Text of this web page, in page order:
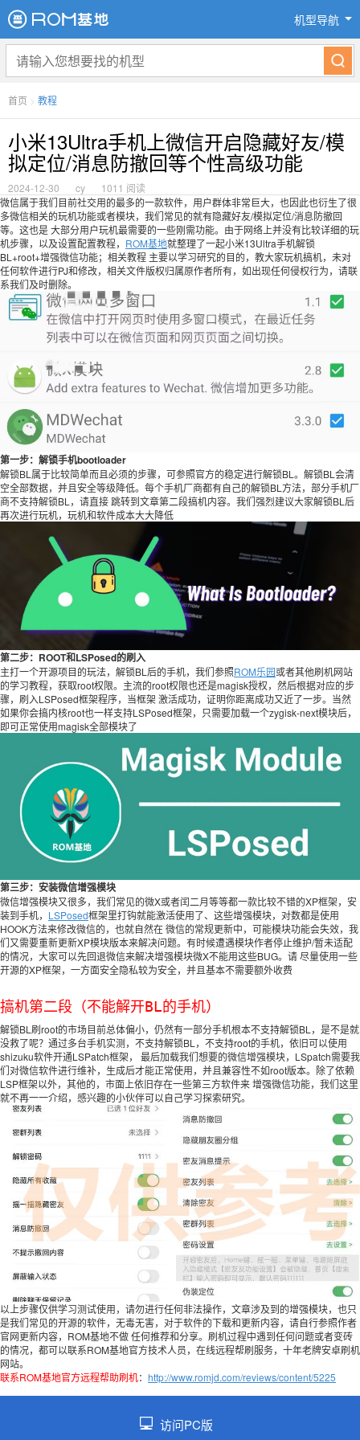
机型导航
首页 > 教程
小米13Ultra手机上微信开启隐藏好友/模
拟定位/消息防撤回等个性高级功能
2024-12-30 cy
1011 阅读
微信属于我们目前社交用的最多的一款软件，用户群体非常巨大，也因此也衍生了很
多微信相关的玩机功能或者模块，我们常见的就有隐藏好友/模拟定位/消息防撤回
等。这也是 大部分用户玩机最需要的一些刚需功能。由于网络上并没有比较详细的玩
机步骤，以及设置配置教程， ROM基地就整理了一起小米13Ultra手机解锁
BL+root+增强微信功能；相关教程 主要以学习研究的目的，教大家玩机搞机，未对
任何软件进行PJ和修改，相关文件版权归属原作者所有，如出现任何侵权行为，请联
系我们及时删除。
第一步：解锁手机bootloader
解锁BL属于比较简单而且必须的步骤，可参照官方的稳定进行解锁BL。解锁BL会清
空全部数据，并且安全等级降低。每个手机厂商都有自己的解锁BL方法，部分手机厂
商不支持解锁BL，请直接 跳转到文章第二段搞机内容。我们强烈建议大家解锁BL后
再次进行玩机，玩机和软件成本大大降低
第二步：ROOT和LSPosed的刷入
主打一个开源项目的玩法，解锁BL后的手机，我们参照ROM乐园或者其他刷机网站
的学习教程，获取root权限。主流的root权限也还是magisk授权，然后根据对应的步
骤，刷入LSPosed框架程序，当框架 激活成功，证明你距离成功又近了一步。当然
如果你会搞内核root也一样支持LSPosed框架，只需要加载一个zygisk-next模块后，
即可正常使用magisk全部模块了
第三步：安装微信增强模块
微信增强模块又很多，我们常见的微X或者闰二月等等都一款比较不错的XP框架，安
装到手机， LSPosed框架里打钩就能激活使用了、这些增强模块，对数都是使用
HOOK方法来修改微信的，也就自然在 微信的常规更新中，可能模块功能会失效，我
们又需要重新更新XP模块版本来解决问题。有时候遭遇模块作者停止维护/暂未适配
的情况，大家可以先回退微信来解决增强模块微X不能用这些BUG。请 尽量使用一些
开源的XP框架，一方面安全隐私较为安全，并且基本不需要额外收费
搞机第二段（不能解开BL的手机）
解锁BL刷root的市场目前总体偏小，仍然有一部分手机根本不支持解锁BL，是不是就
没救了呢？通过多台手机实测，不支持解锁BL，不支持root的手机，依旧可以使用
shizuku软件开通LSPatch框架， 最后加载我们想要的微信增强模块，LSpatch需要我
们对微信软件进行维补，生成后才能正常使用，并且兼容性不如root版本。除了依赖
LSP框架以外，其他的，市面上依旧存在一些第三方软件来 增强微信功能，我们这里
就不再一一介绍，感兴趣的小伙伴可以自己学习探索研究。
以上步骤仅供学习测试使用，请勿进行任何非法操作，文章涉及到的增强模块，也只
是我们常见的开源的软件，无毒无害，对于软件的下载和更新内容，请自行参照作者
官网更新内容，ROM基地不做 任何推荐和分享。刷机过程中遇到任何问题或者变砖
的情况，都可以联系ROM基地官方技术人员，在线远程帮刷服务，十年老牌安卓刷机
网站。
联系ROM基地官方远程帮助刷机： http://www.romjd.com/reviews/content/5225
访问PC版